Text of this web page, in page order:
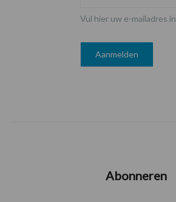
Vul hier uw e-mailadres in
Abonneren